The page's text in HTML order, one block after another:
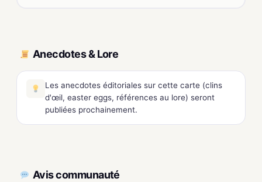
Anecdotes & Lore
Les anecdotes éditoriales sur cette carte (clins
d'œil, easter eggs, références au lore) seront
publiées prochainement.
Avis communauté